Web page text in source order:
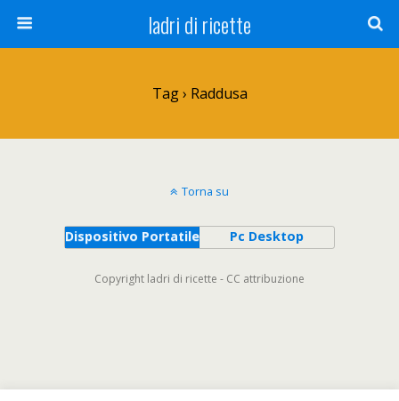
ladri di ricette
Tag › Raddusa
Torna su
Dispositivo Portatile Pc Desktop
Copyright ladri di ricette - CC attribuzione